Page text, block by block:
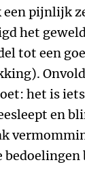
een pijnlijk
het
tot een
het is
en